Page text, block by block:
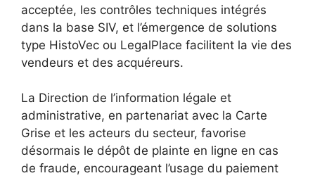
acceptée, les contrôles techniques intégrés
dans la base SIV, et l’émergence de solutions
type HistoVec ou LegalPlace facilitent la vie des
vendeurs et des acquéreurs.
La Direction de l’information légale et
administrative, en partenariat avec la Carte
Grise et les acteurs du secteur, favorise
désormais le dépôt de plainte en ligne en cas
de fraude, encourageant l’usage du paiement